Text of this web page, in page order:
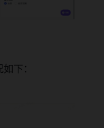
下：